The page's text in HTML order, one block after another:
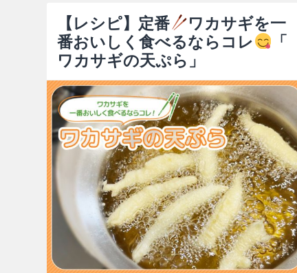
【レシピ】定番
ワカサギを一
番おいしく食べるならコレ
「
ワカサギの天ぷら」